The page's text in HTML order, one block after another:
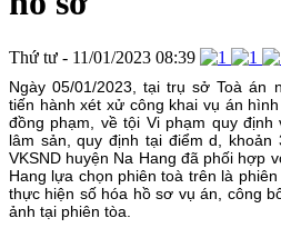
Thứ tư - 11/01/2023 08:39
Ngày 05/01/2023, tại trụ sở Toà án
tiến hành xét xử công khai vụ án
đồng phạm, về tội Vi phạm quy
lâm sản, quy định tại điểm d,
VKSND huyện Na Hang đã phối hợp
Hang lựa chọn phiên toà trên là
thực hiện số hóa hồ sơ vụ án, công
ảnh tại phiên tòa.